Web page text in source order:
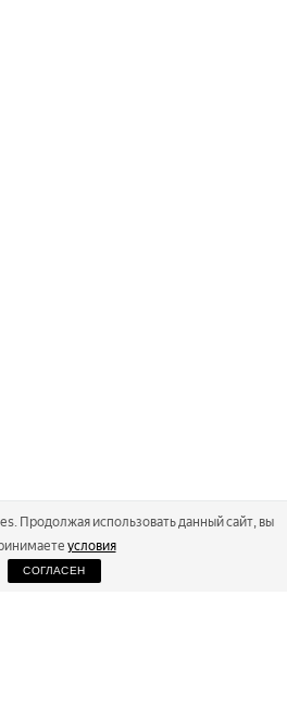
2026
Продолжая использовать данный сайт, вы
условия
СОГЛАСЕН